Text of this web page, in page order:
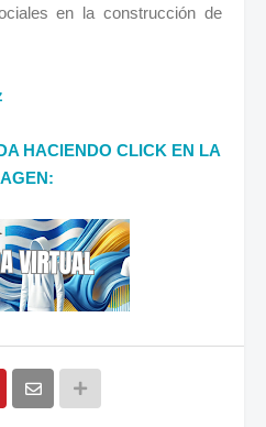
en la construcción de
HACIENDO CLICK EN LA